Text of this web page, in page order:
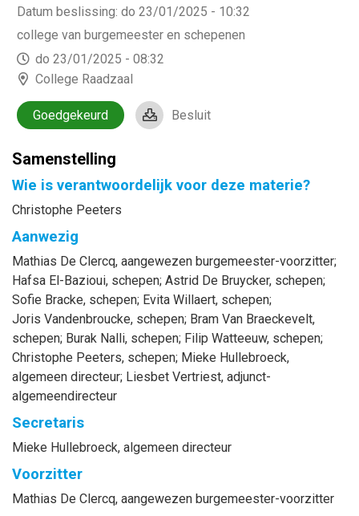
Datum beslissing: do 23/01/2025 - 10:32
college van burgemeester en schepenen
do 23/01/2025 - 08:32
College Raadzaal
Goedgekeurd Besluit
Samenstelling
Wie is verantwoordelijk voor deze materie?
Christophe Peeters
Aanwezig
Mathias De Clercq, aangewezen burgemeester-voorzitter;
Hafsa El-Bazioui, schepen; Astrid De Bruycker, schepen;
Sofie Bracke, schepen; Evita Willaert, schepen;
Joris Vandenbroucke, schepen; Bram Van Braeckevelt,
schepen; Burak Nalli, schepen; Filip Watteeuw, schepen;
Christophe Peeters, schepen; Mieke Hullebroeck,
algemeen directeur; Liesbet Vertriest, adjunct-
algemeendirecteur
Secretaris
Mieke Hullebroeck, algemeen directeur
Voorzitter
Mathias De Clercq, aangewezen burgemeester-voorzitter